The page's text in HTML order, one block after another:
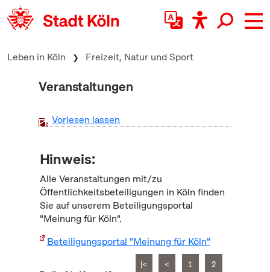
zum Inhalt springen
Leben in Köln Freizeit, Natur und Sport
Veranstaltungen
Vorlesen lassen
Hinweis:
Alle Veranstaltungen mit/zu
Öffentlichkeitsbeteiligungen in Köln finden
Sie auf unserem Beteiligungsportal
"Meinung für Köln".
Beteiligungsportal "Meinung für Köln"
|< < 1 2